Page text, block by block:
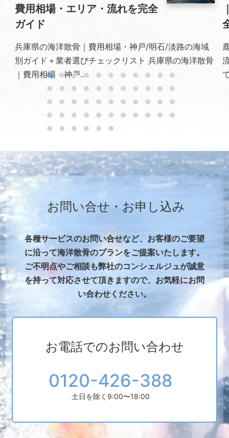
費用相場・エリア・流れを完全
ガイド
兵庫県の海洋散骨｜費用相場・神戸/明石/淡路の海域
別ガイド＋業者選びチェックリスト 兵庫県の海洋散骨
｜費用相場・神戸...
お問い合せ・お申し込み
各種サービスのお問い合せなど、お客様のご要望
に沿って海洋散骨のプランをご提案いたします。
ご不明点やご相談も弊社のコンシェルジュが誠意
を持って対応させて頂きますので、お気軽にお問
い合わせください。
お電話でのお問い合わせ
0120-426-388
土日を除く9:00〜18:00